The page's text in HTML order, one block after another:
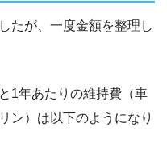
たが、一度金額を整理し
1年あたりの維持費（車
ン）は以下のようになり